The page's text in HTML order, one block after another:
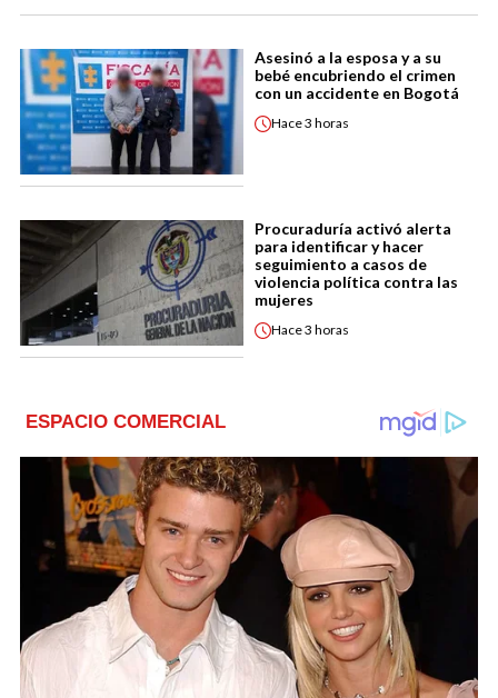
Asesinó a la esposa y a su
bebé encubriendo el crimen
con un accidente en Bogotá
Hace3 horas
Procuraduría activó alerta
para identificar y hacer
seguimiento a casos de
violencia política contra las
mujeres
Hace3 horas